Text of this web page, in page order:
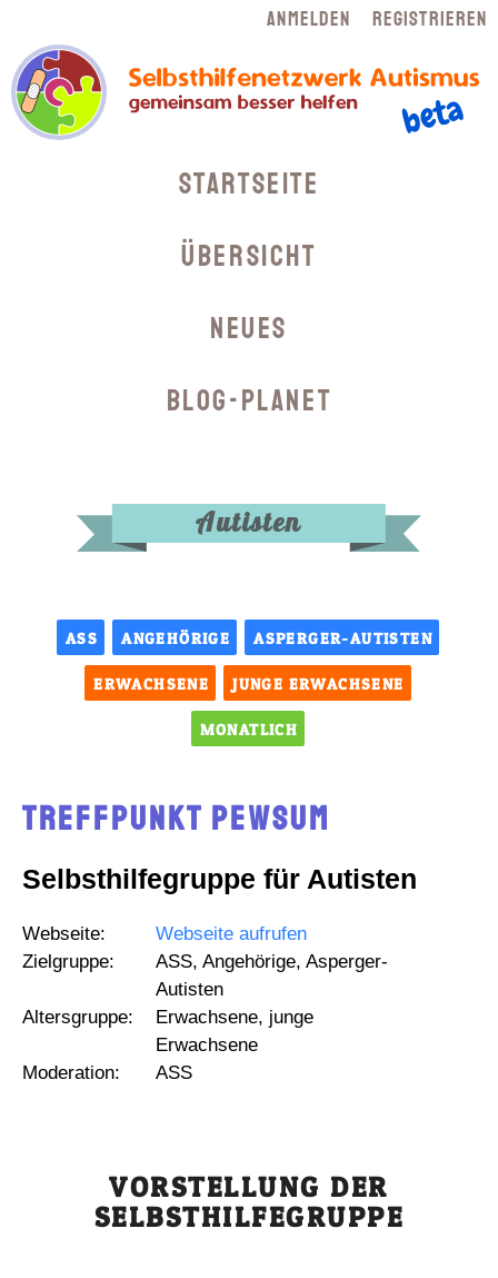
Navigation
Anmelden Registrieren
Startseite
Übersicht
Neues
Blog-Planet
Autisten
Treffpunkt Pewsum
Selbsthilfegruppe für Autisten
Webseite:
Webseite aufrufen
Zielgruppe:
ASS, Angehörige, Asperger-
Autisten
Altersgruppe:
Erwachsene, junge
Erwachsene
Moderation:
ASS
ASS ANGEHÖRIGE ASPERGER-AUTISTEN
ERWACHSENE JUNGE ERWACHSENE
MONATLICH
VORSTELLUNG DER
SELBSTHILFEGRUPPE